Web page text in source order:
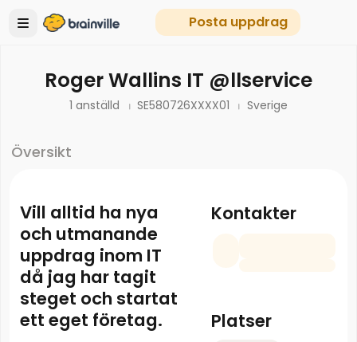
Posta uppdrag
Roger Wallins IT @llservice
1 anställd SE580726XXXX01 Sverige
Översikt
Vill alltid ha nya
och utmanande
uppdrag inom IT
då jag har tagit
steget och startat
ett eget företag.
Kontakter
Platser